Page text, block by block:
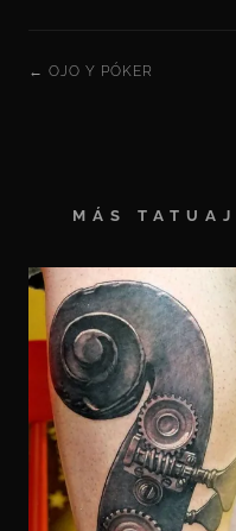
← OJO Y PÓKER
MÁS